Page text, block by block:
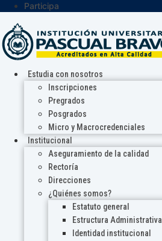
Participa
Estudia con nosotros
Inscripciones
Pregrados
Posgrados
Micro y Macrocredenciales
Institucional
Aseguramiento de la calidad
Rectoría
Direcciones
¿Quiénes somos?
Estatuto general
Estructura Administrativa
Identidad institucional